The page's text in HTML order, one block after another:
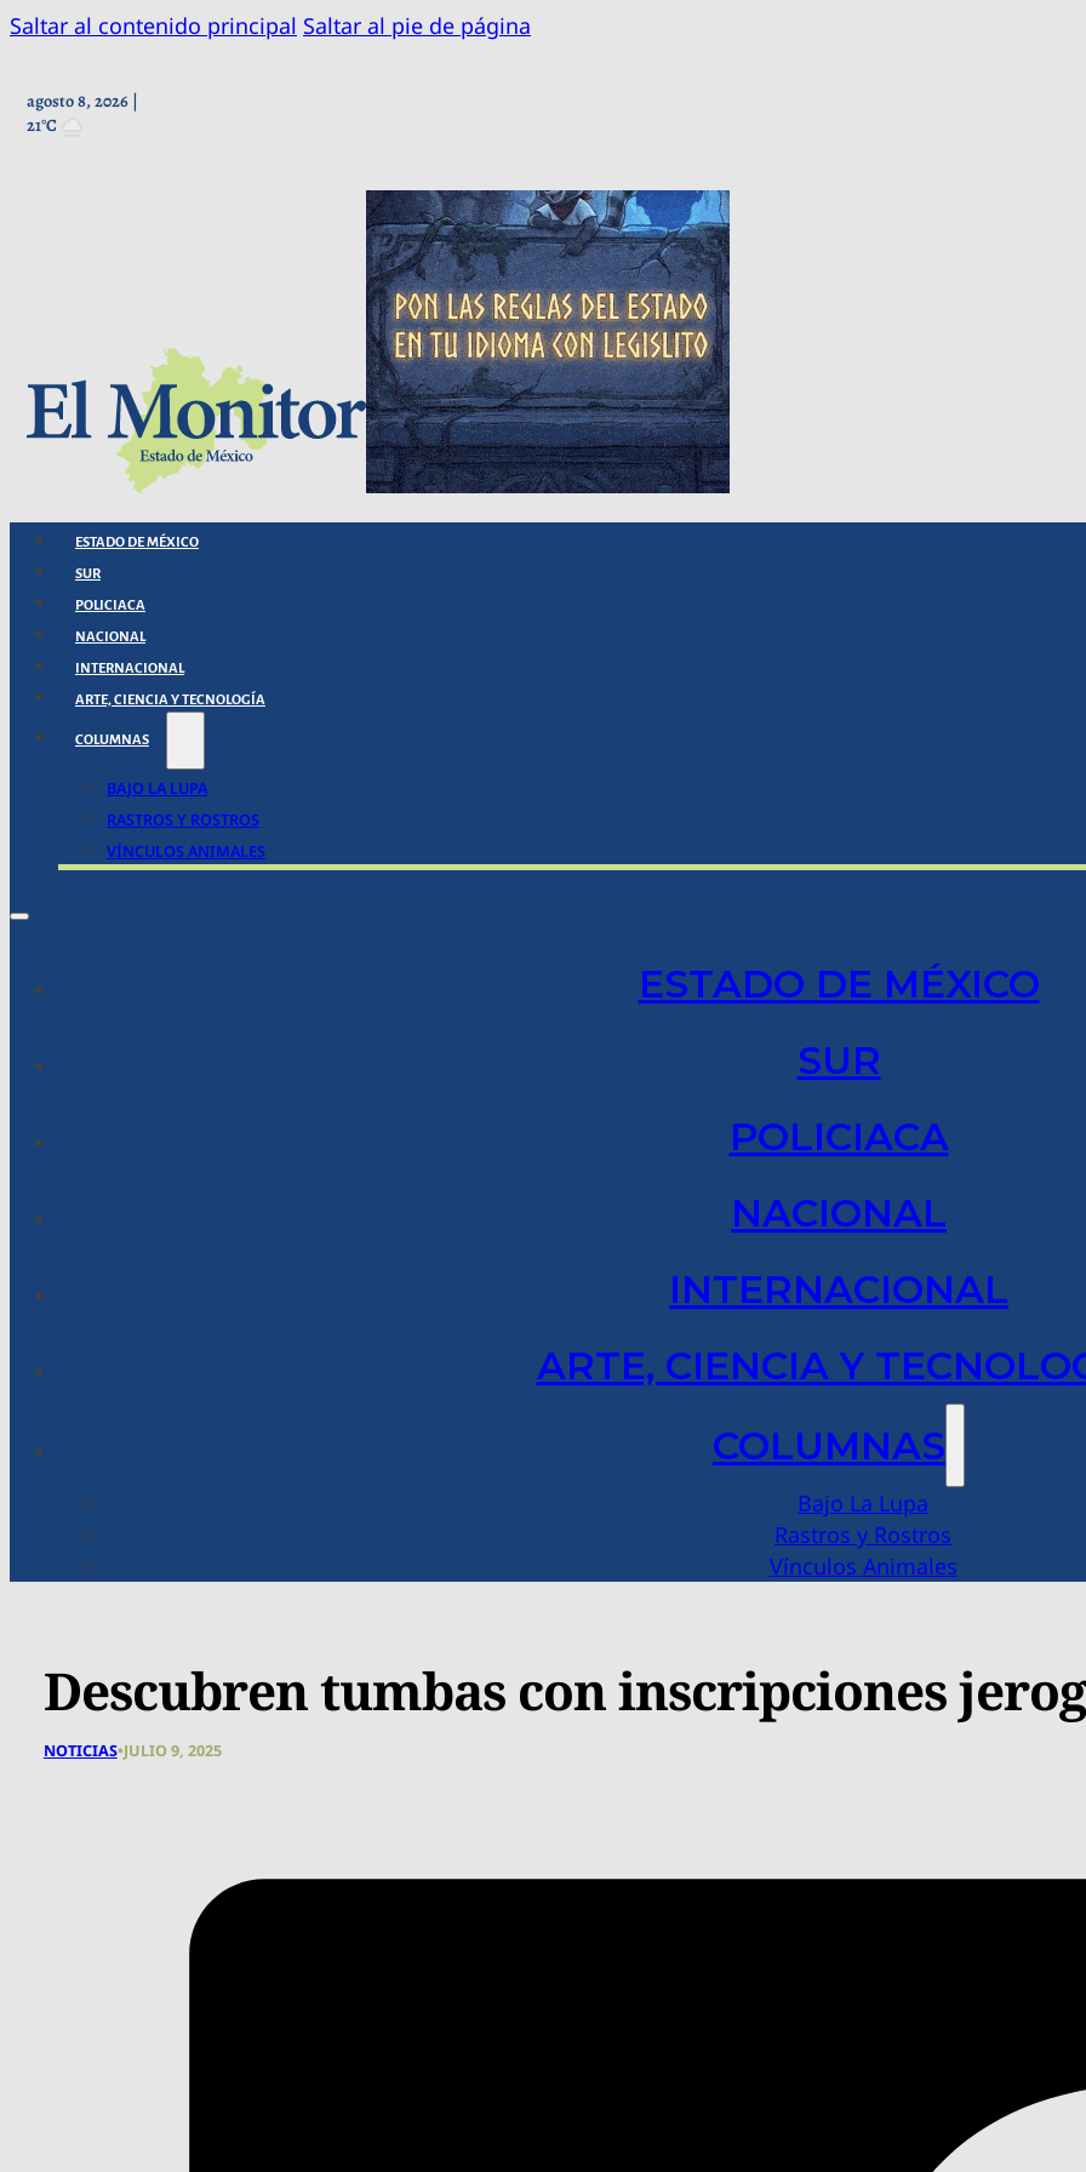
Saltar al contenido principal Saltar al pie de página
agosto 8, 2026 |
21°C
ESTADO DE MÉXICO
SUR
POLICIACA
NACIONAL
INTERNACIONAL
ARTE, CIENCIA Y TECNOLOGÍA
COLUMNAS
BAJO LA LUPA
RASTROS Y ROSTROS
VÍNCULOS ANIMALES
ESTADO DE MÉXICO
SUR
POLICIACA
NACIONAL
INTERNACIONAL
ARTE, CIENCIA Y
COLUMNAS
Bajo La Lupa
Rastros y Rostros
Vínculos Animales
Descubren tumbas con inscripciones
NOTICIAS•JULIO 9, 2025